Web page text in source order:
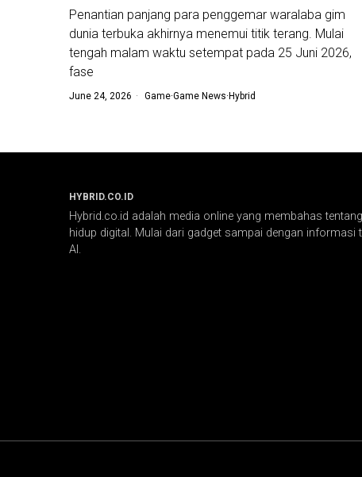
Penantian panjang para penggemar waralaba gim
dunia terbuka akhirnya menemui titik terang. Mulai
tengah malam waktu setempat pada 25 Juni 2026,
fase
June 24, 2026 Game·Game News· Hybrid
HYBRID.CO.ID
Hybrid.co.id adalah media online yang membahas
hidup digital. Mulai dari gadget sampai dengan informasi
AI.